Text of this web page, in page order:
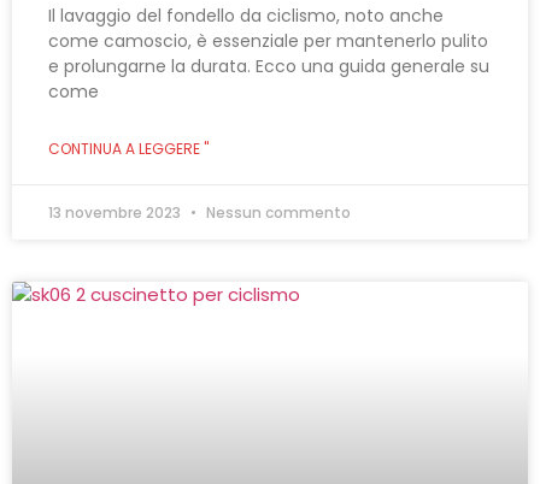
Il lavaggio del fondello da ciclismo, noto anche
come camoscio, è essenziale per mantenerlo pulito
e prolungarne la durata. Ecco una guida generale su
come
CONTINUA A LEGGERE "
13 novembre 2023 Nessun commento